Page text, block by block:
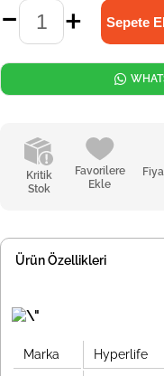
Kritik
Stok
Favorilere
Ekle
Ürün Özellikleri
Marka Hyperlife